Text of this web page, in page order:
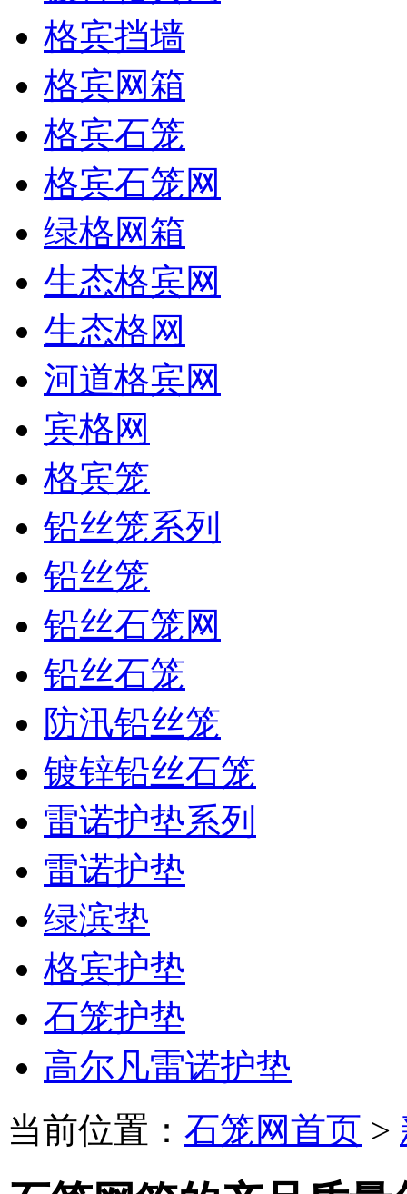
格宾挡墙
格宾网箱
格宾石笼
格宾石笼网
绿格网箱
生态格宾网
生态格网
河道格宾网
宾格网
格宾笼
铅丝笼系列
铅丝笼
铅丝石笼网
铅丝石笼
防汛铅丝笼
镀锌铅丝石笼
雷诺护垫系列
雷诺护垫
绿滨垫
格宾护垫
石笼护垫
高尔凡雷诺护垫
当前位置： 石笼网首页 >